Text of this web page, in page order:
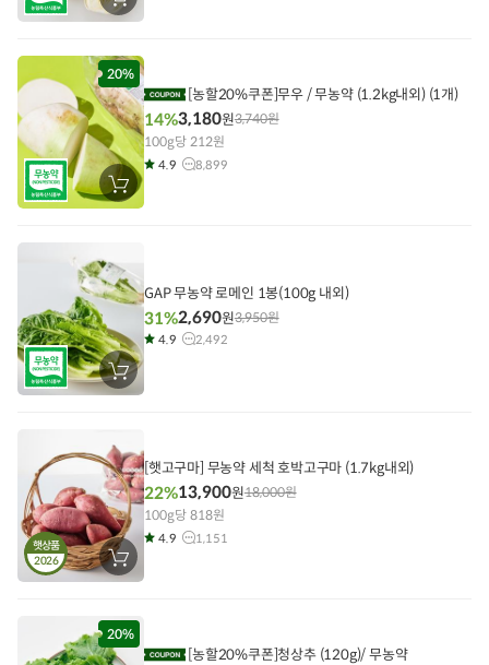
바
에
담
기
20%
장
바
기
[농할20%쿠폰]무우 / 무농약 (1.2kg내외) (1개)
14%3,180원3,740원
100g당 212원
4.9 8,899
장
바
담
기
GAP 무농약 로메인 1봉(100g 내외)
31%2,690원3,950원
4.9 2,492
햇상품
2026
장
바
에
담
기
[햇고구마] 무농약 세척 호박고구마 (1.7kg내외)
22%13,900원18,000원
100g당 818원
4.9 1,151
20%
[농할20%쿠폰]청상추 (120g)/ 무농약